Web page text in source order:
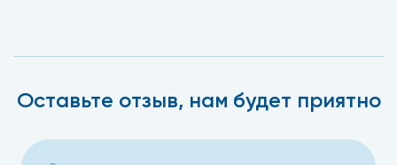
Оставьте отзыв, нам будет приятно